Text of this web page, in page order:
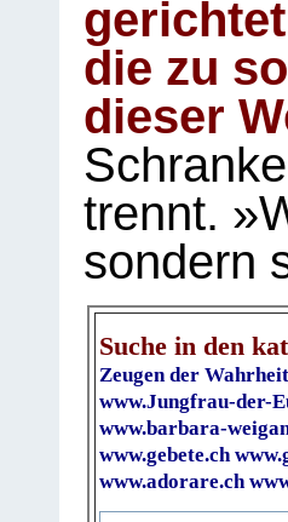
die zu
dieser
trennt.
sondern
Suche in den
Zeugen der Wahrheit
www.Jungfrau-der-
www.barbara-
www.gebete.ch
www.adorare.ch